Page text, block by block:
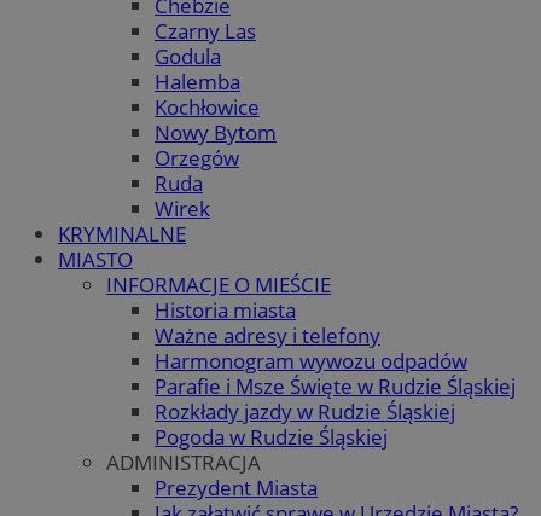
Czarny Las
Godula
Halemba
Kochłowice
Nowy Bytom
Orzegów
Ruda
Wirek
KRYMINALNE
MIASTO
INFORMACJE O MIEŚCIE
Historia miasta
Ważne adresy i telefony
Harmonogram wywozu odpadów
Parafie i Msze Święte w Rudzie Śląskiej
Rozkłady jazdy w Rudzie Śląskiej
Pogoda w Rudzie Śląskiej
ADMINISTRACJA
Prezydent Miasta